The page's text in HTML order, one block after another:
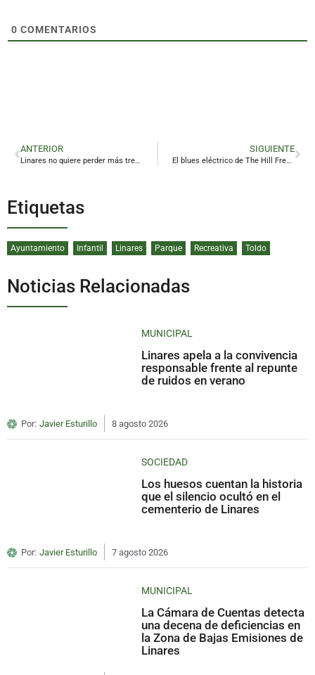
0 COMENTARIOS
ANTERIOR
Linares no quiere perder más trenes
SIGUIENTE
El blues eléctrico de The Hill Frequencies desembarca en Linares
Etiquetas
Ayuntamiento Infantil Linares Parque Recreativa Toldo
Noticias Relacionadas
MUNICIPAL
Linares apela a la convivencia
responsable frente al repunte
de ruidos en verano
Por: Javier Esturillo 8 agosto 2026
SOCIEDAD
Los huesos cuentan la historia
que el silencio ocultó en el
cementerio de Linares
Por: Javier Esturillo 7 agosto 2026
MUNICIPAL
La Cámara de Cuentas detecta
una decena de deficiencias en
la Zona de Bajas Emisiones de
Linares